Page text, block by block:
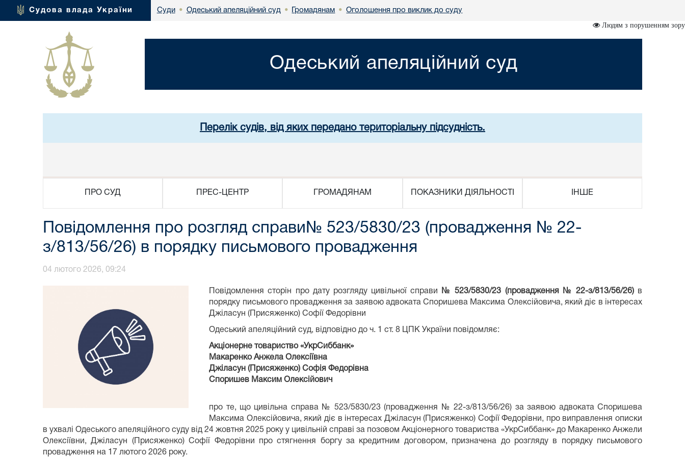
Судова влада України Суди • Одеський апеляційний суд • Громадянам • Оголошення про виклик до суду
Людям з порушенням зору
Одеський апеляційний суд
Перелік судів, від яких передано територіальну підсудність.
ПРО СУД ПРЕС-ЦЕНТР ГРОМАДЯНАМ ПОКАЗНИКИ ДІЯЛЬНОСТІ ІНШЕ
Повідомлення про розгляд справи№ 523/5830/23 (провадження № 22-
з/813/56/26) в порядку письмового провадження
04 лютого 2026, 09:24
Повідомлення сторін про дату розгляду цивільної справи № 523/5830/23 (провадження № 22-з/813/56/26)в
порядку письмового провадження за заявою адвоката Споришева Максима Олексійовича, який діє в інтересах
Джіласун (Присяженко) Софії Федорівни
Одеський апеляційний суд, відповідно до ч. 1 ст. 8 ЦПК України повідомляє:
Акціонерне товариство «УкрСиббанк»
Макаренко Анжела Олексіївна
Джіласун (Присяженко) Софія Федорівна
Споришев Максим Олексійович
про те, що цивільна справа № 523/5830/23 (провадження № 22-з/813/56/26) за заявою адвоката Споришева
Максима Олексійовича, який діє в інтересах Джіласун (Присяженко) Софії Федорівни, про виправлення описки
в ухвалі Одеського апеляційного суду від 24 жовтня 2025 року у цивільній справі за позовом Акціонерного товариства «УкрСиббанк» до Макаренко Анжели
Олексіївни, Джіласун (Присяженко) Софії Федорівни про стягнення боргу за кредитним договором, призначена до розгляду в порядку письмового
провадження на 17 лютого 2026 року.